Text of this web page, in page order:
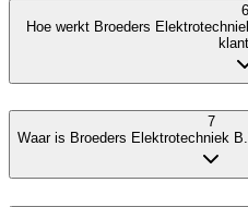
6
Hoe werkt Broeders
7
Waar is Broeders Elektrotechniek